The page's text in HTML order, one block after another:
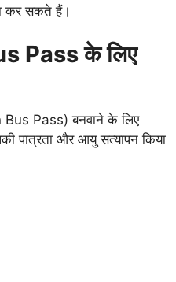
कर सकते हैं।
Pass के लिए
Bus Pass) बनवाने के लिए
पात्रता और आयु सत्यापन किया